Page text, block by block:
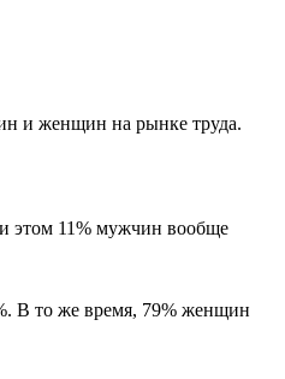
и женщин на рынке труда.
этом 11% мужчин вообще
В то же время, 79% женщин